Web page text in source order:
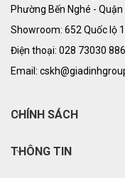
Phường Bến Nghé - Quận
Showroom: 652 Quốc lộ
Điện thoại: 028 73030 886
Email:
CHÍNH SÁCH
THÔNG TIN